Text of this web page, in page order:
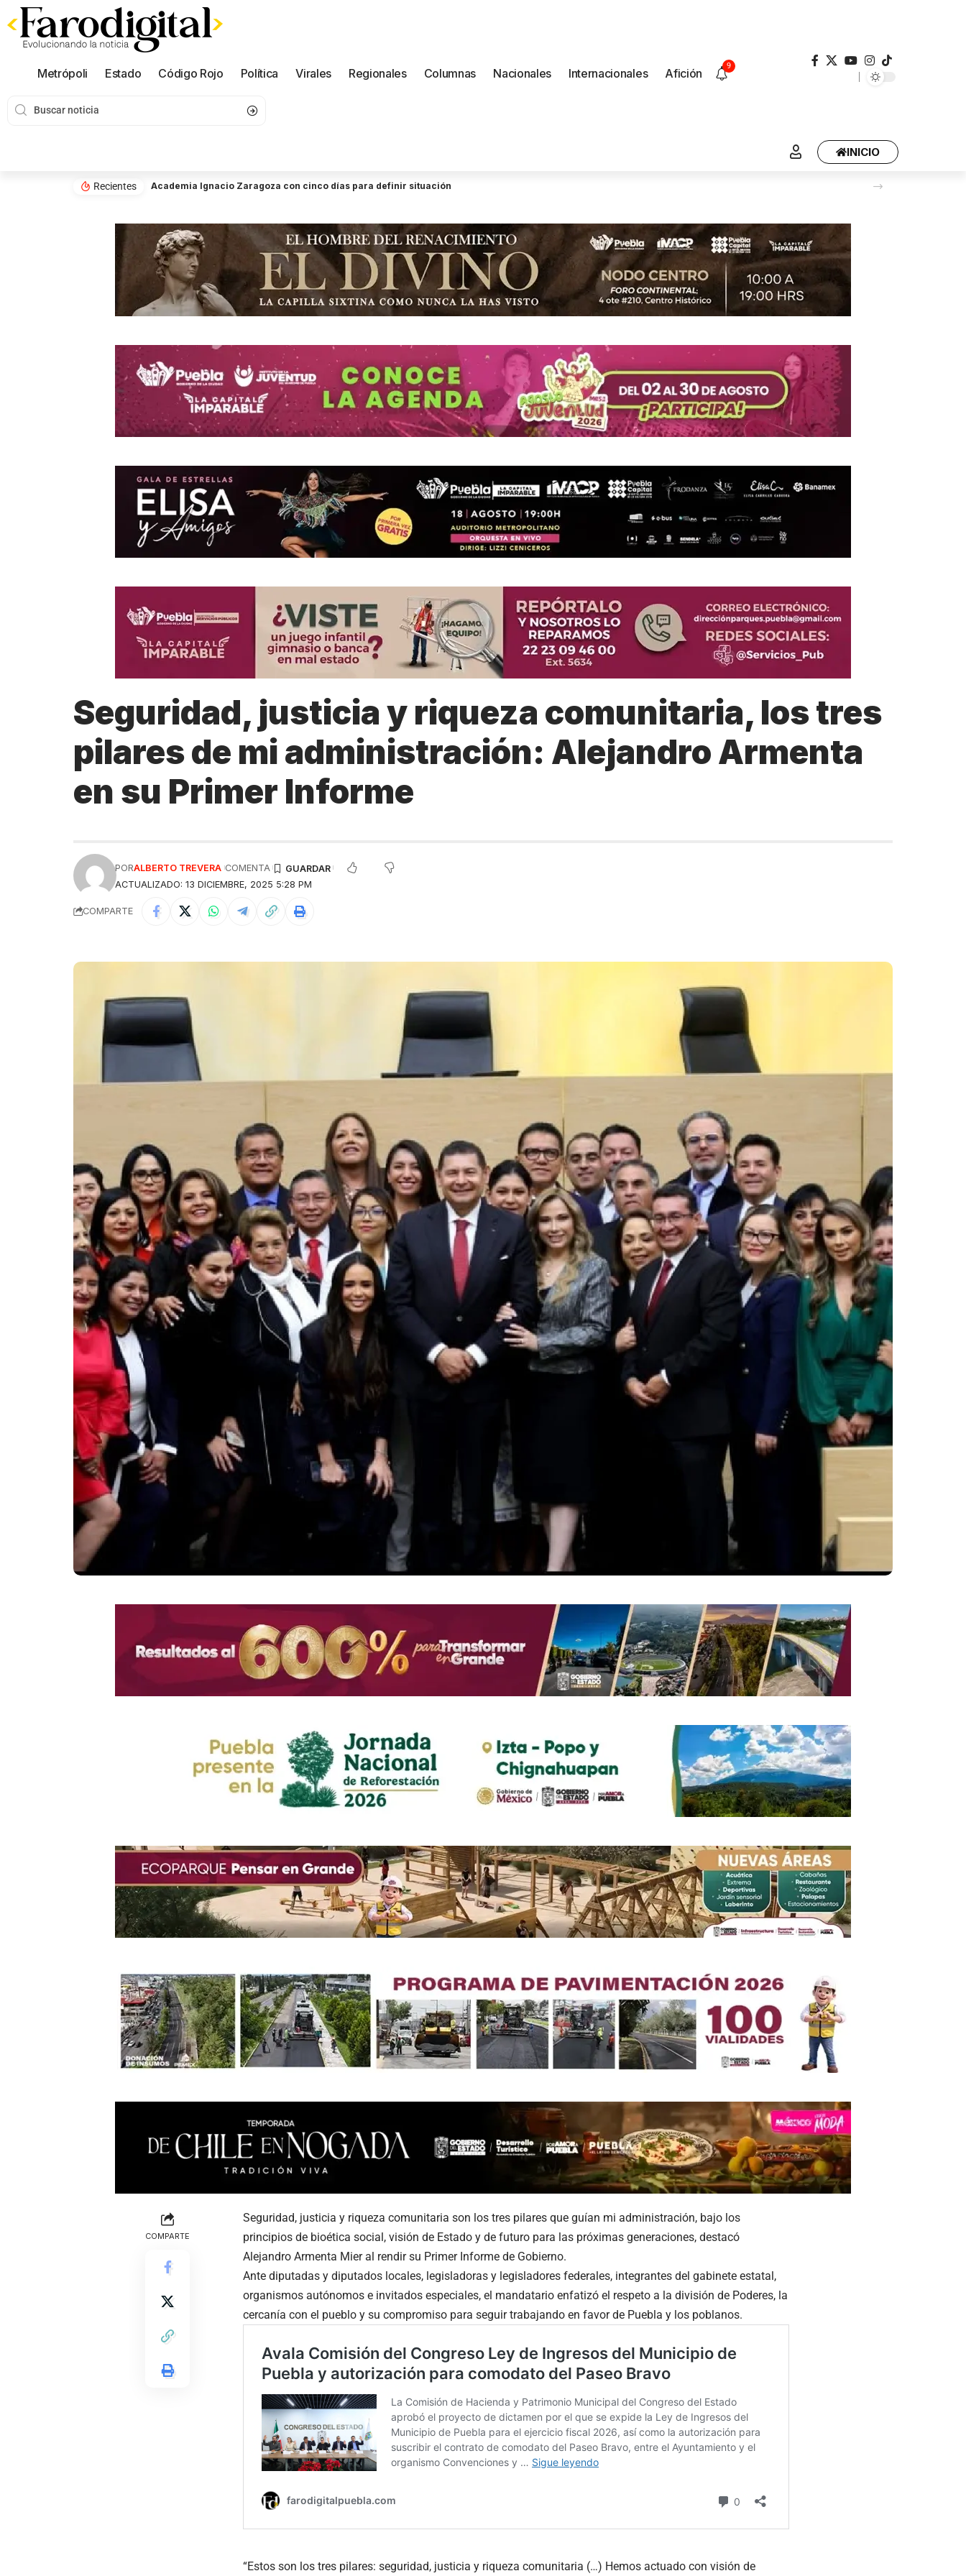
Metrópoli Estado Código Rojo Política Virales Regionales Columnas Nacionales Internacionales Afición
9
INICIO
Recientes Academia Ignacio Zaragoza con cinco días para definir situación
Seguridad, justicia y riqueza comunitaria, los tres
pilares de mi administración: Alejandro Armenta
en su Primer Informe
ACTUALIZADO: 13 DICIEMBRE, 2025 5:28 PM
PORALBERTO TREVERA COMENTA
COMPARTE
COMPARTE
Seguridad, justicia y riqueza comunitaria son los tres pilares que guían mi administración, bajo los
principios de bioética social, visión de Estado y de futuro para las próximas generaciones, destacó
Alejandro Armenta Mier al rendir su Primer Informe de Gobierno.
Ante diputadas y diputados locales, legisladoras y legisladores federales, integrantes del gabinete estatal,
organismos autónomos e invitados especiales, el mandatario enfatizó el respeto a la división de Poderes, la
cercanía con el pueblo y su compromiso para seguir trabajando en favor de Puebla y los poblanos.
“Estos son los tres pilares: seguridad, justicia y riqueza comunitaria (…) Hemos actuado con visión de